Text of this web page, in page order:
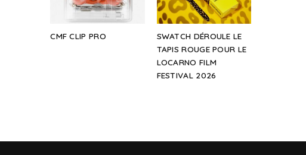
CMF CLIP PRO
SWATCH DÉROULE LE
TAPIS ROUGE POUR LE
LOCARNO FILM
FESTIVAL 2026